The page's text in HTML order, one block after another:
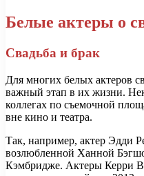
Белые актеры о
Свадьба и брак
Для многих белых актеров
важный этап в их жизни.
коллегах по съемочной
вне кино и театра.
Так, например, актер Эдди
возлюбленной Ханной
Кэмбридже. Актеры Керри